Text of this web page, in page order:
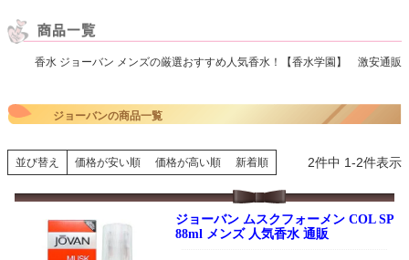
香水 ジョーバン メンズの厳選おすすめ人気香水！【香水学園】 激安通販
ジョーバンの商品一覧
並び替え 価格が安い順 価格が高い順 新着順 2件中 1-2件表示
ジョーバン ムスクフォーメン COL SP
88ml メンズ 人気香水 通販